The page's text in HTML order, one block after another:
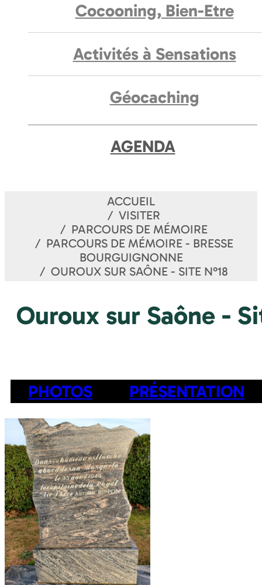
Cocooning, Bien-Etre
Activités à Sensations
Géocaching
AGENDA
ACCUEIL
VISITER
PARCOURS DE MÉMOIRE
PARCOURS DE MÉMOIRE - BRESSE
BOURGUIGNONNE
OUROUX SUR SAÔNE - SITE N°18
Ouroux sur Saône -
PHOTOS PRÉSENTATION